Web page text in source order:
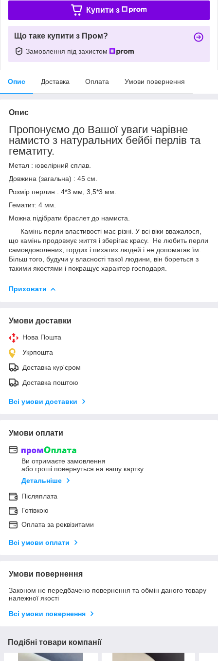
Купити з
Що таке купити з Пром?
Замовлення під захистом
Опис Доставка Оплата Умови повернення
Опис
Пропонуємо до Вашої уваги чарівне
намисто з натуральних бейбі перлів та
гематиту.
Метал : ювелірний сплав.
Довжина (загальна) : 45 см.
Розмір перлин : 4*3 мм; 3,5*3 мм.
Гематит: 4 мм.
Можна підібрати браслет до намиста.
Камінь перли властивості має різні. У всі віки вважалося,
що камінь продовжує життя і зберігає красу. Не любить перли
самовдоволених, гордих і пихатих людей і не допомагає їм.
Більш того, будучи у власності такої людини, він бореться з
такими якостями і покращує характер господаря.
Приховати
Умови доставки
Нова Пошта
Укрпошта
Доставка кур'єром
Доставка поштою
Всі умови доставки
Умови оплати
Ви отримаєте замовлення
або гроші повернуться на вашу картку
Детальніше
Післяплата
Готівкою
Оплата за реквізитами
Всі умови оплати
Умови повернення
Законом не передбачено повернення та обмін даного товару
належної якості
Всі умови повернення
Подібні товари компанії